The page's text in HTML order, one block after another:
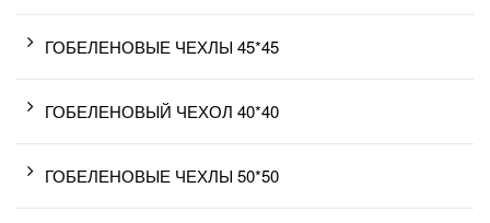
ГОБЕЛЕНОВЫЕ ЧЕХЛЫ 45*45
ГОБЕЛЕНОВЫЙ ЧЕХОЛ 40*40
ГОБЕЛЕНОВЫЕ ЧЕХЛЫ 50*50